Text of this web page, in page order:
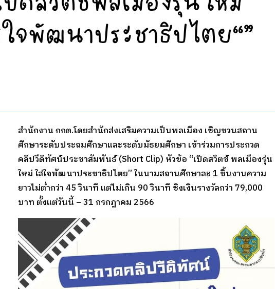
สำนักงาน กกต.โดยสำนักส่งเสริมความเป็นพลเมือง เชิญชวนสถาน
ศึกษาระดับประถมศึกษาและระดับมัธยมศึกษา เข้าร่วมการประกวด
คลิปวีดิทัศน์ประชาสัมพันธ์ (Short Clip) หัวข้อ “เปิดสวิตช์ พลเมืองรุ่น
ใหม่ ใส่ใจพัฒนาประชาธิปไตย” ในนามสถานศึกษาละ 1 ชิ้นงานความ
ยาวไม่ต่ำกว่า 45 วินาที แต่ไม่เกิน 90 วินาที ชิงเงินรางวัลกว่า 79,000
บาท ตั้งแต่วันนี้ – 31 กรกฎาคม 2566